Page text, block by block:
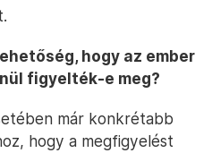
hogy az ember
figyelték-e meg?
már konkrétabb
hogy a megfigyelést